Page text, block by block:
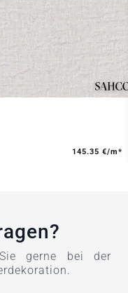
145.35 €/m*
gerne bei der